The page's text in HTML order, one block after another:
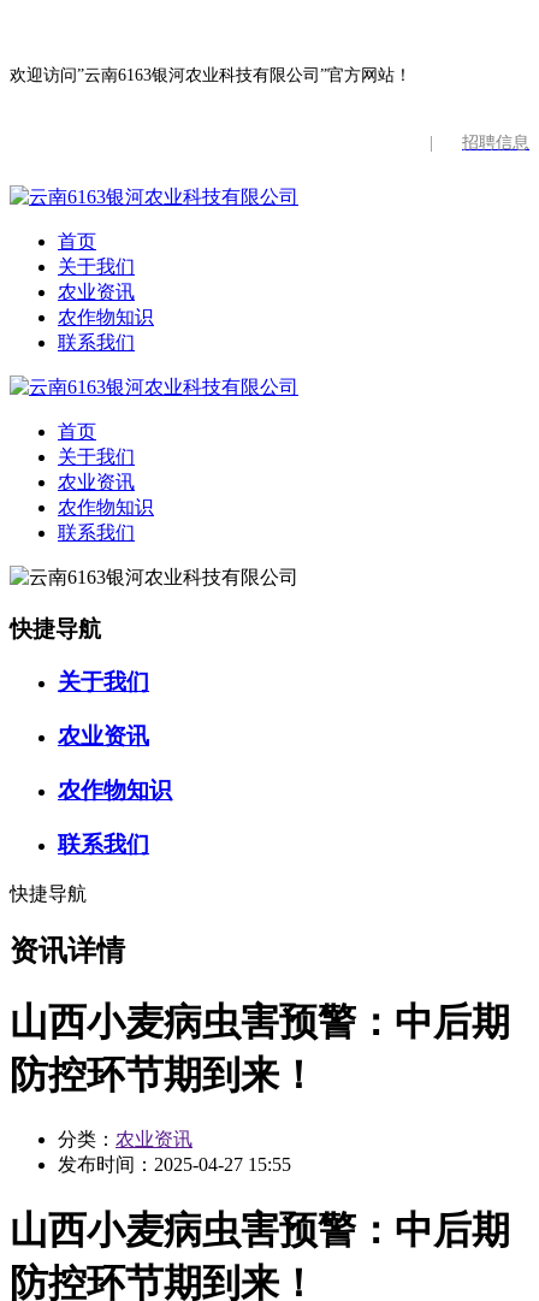
欢迎访问”云南6163银河农业科技有限公司”官方网站！
招聘信息
首页
关于我们
农业资讯
农作物知识
联系我们
首页
关于我们
农业资讯
农作物知识
联系我们
快捷导航
关于我们
农业资讯
农作物知识
联系我们
快捷导航
资讯详情
山西小麦病虫害预警：中后期
防控环节期到来！
分类： 农业资讯
发布时间： 2025-04-27 15:55
山西小麦病虫害预警：中后期
防控环节期到来！